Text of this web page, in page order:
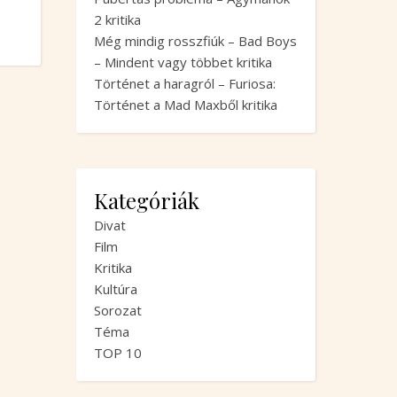
2 kritika
Még mindig rosszfiúk – Bad Boys
– Mindent vagy többet kritika
Történet a haragról – Furiosa:
Történet a Mad Maxből kritika
Kategóriák
Divat
Film
Kritika
Kultúra
Sorozat
Téma
TOP 10